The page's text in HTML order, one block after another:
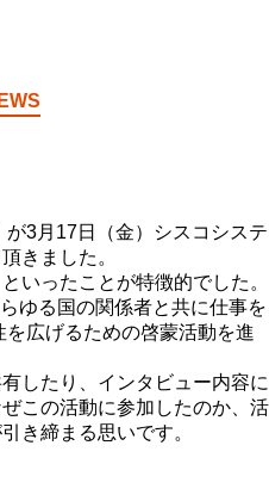
3月17日（金）シスコシステ
きました。
いったことが特徴的でした。
ゆる国の関係者と共に仕事を
広げるための啓蒙活動を進
したり、インタビュー内容に
この活動に参加したのか、活
き締まる思いです。